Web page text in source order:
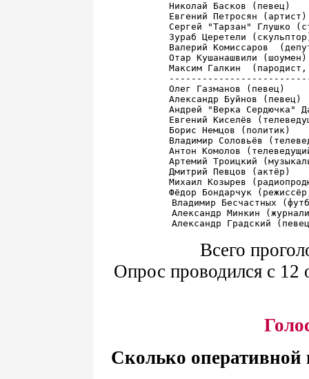
Николай Басков
Евгений Петросян
Сергей "Тарзан"
Зураб Церетели
Валерий Комиссаров
Отар Кушанашвили
Максим Галкин
Олег Газманов
Александр Буйнов
Андрей "Верка
Евгений Киселёв
Борис Немцов
Владимир Соловьёв
Антон Комолов
Артемий Троицкий
Дмитрий Певцов
Михаил Козырев
Фёдор Бондарчук
Владимир Бесчастных
Александр Минкин
Всего
Опрос проводился с 12
Сколько